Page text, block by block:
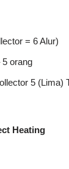
= 6 Alur)
5 orang
5 (Lima)
Heating